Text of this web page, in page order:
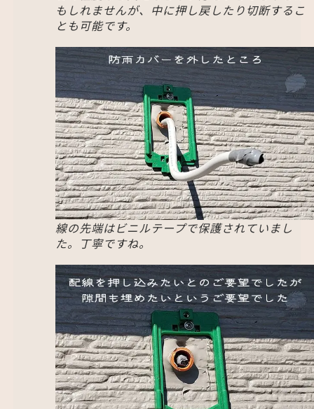
もしれませんが、中に押し戻したり切断するこ
とも可能です。
線の先端はビニルテープで保護されていまし
た。丁寧ですね。